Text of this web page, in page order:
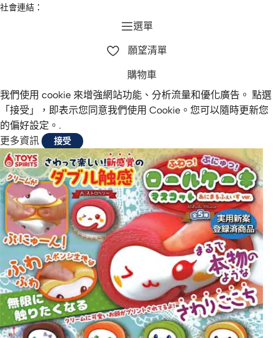
社會連結：
選單
願望清單
購物車
我們使用 cookie 來增強網站功能、分析流量和優化廣告。 點選
「接受」，即表示您同意我們使用 Cookie。您可以隨時更新您
的偏好設定。.
更多資訊
接受